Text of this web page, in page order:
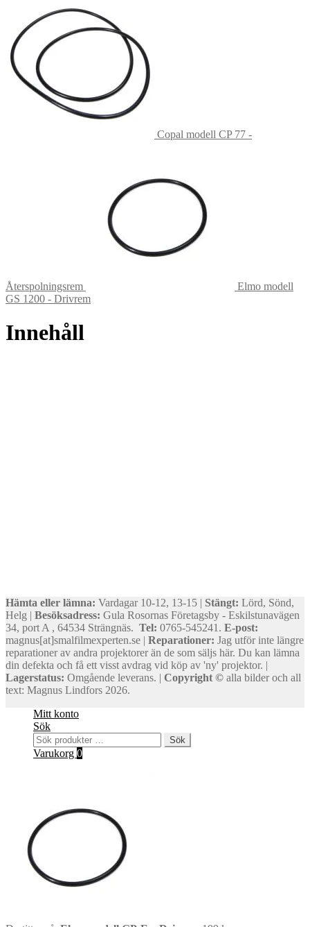
Copal modell CP 77 -
Återspolningsrem
Elmo modell
GS 1200 - Drivrem
Innehåll
Hämta eller lämna: Vardagar 10-12, 13-15 | Stängt: Lörd, Sönd,
Helg | Besöksadress: Gula Rosornas Företagsby - Eskilstunavägen
34, port A , 64534 Strängnäs. Tel: 0765-545241. E-post:
magnus[at]smalfilmexperten.se | Reparationer: Jag utför inte längre
reparationer av andra projektorer än de som säljs här. Du kan lämna
din defekta och få ett visst avdrag vid köp av 'ny' projektor. |
Lagerstatus: Omgående leverans. | Copyright © alla bilder och all
text: Magnus Lindfors 2026.
Mitt konto
Sök
Sök
efter:
Sök
Varukorg 0